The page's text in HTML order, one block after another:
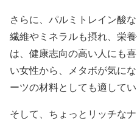
さらに、パルミトレイン酸
繊維やミネラルも摂れ、栄
は、健康志向の高い人にも
い女性から、メタボが気に
ーツの材料としても適してい
そして、ちょっとリッチな